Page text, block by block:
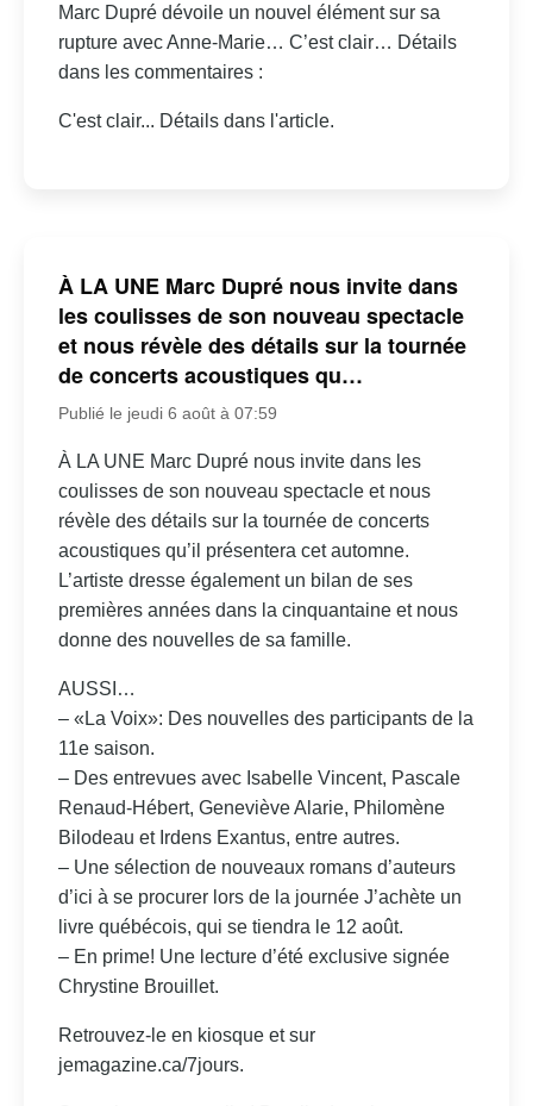
Marc Dupré dévoile un nouvel élément sur sa
rupture avec Anne-Marie… C’est clair… Détails
dans les commentaires :
C'est clair... Détails dans l'article.
À LA UNE Marc Dupré nous invite dans
les coulisses de son nouveau spectacle
et nous révèle des détails sur la tournée
de concerts acoustiques qu…
Publié le jeudi 6 août à 07:59
À LA UNE Marc Dupré nous invite dans les
coulisses de son nouveau spectacle et nous
révèle des détails sur la tournée de concerts
acoustiques qu’il présentera cet automne.
L’artiste dresse également un bilan de ses
premières années dans la cinquantaine et nous
donne des nouvelles de sa famille.
AUSSI…
– «La Voix»: Des nouvelles des participants de la
11e saison.
– Des entrevues avec Isabelle Vincent, Pascale
Renaud-Hébert, Geneviève Alarie, Philomène
Bilodeau et Irdens Exantus, entre autres.
– Une sélection de nouveaux romans d’auteurs
d’ici à se procurer lors de la journée J’achète un
livre québécois, qui se tiendra le 12 août.
– En prime! Une lecture d’été exclusive signée
Chrystine Brouillet.
Retrouvez-le en kiosque et sur
jemagazine.ca/7jours.